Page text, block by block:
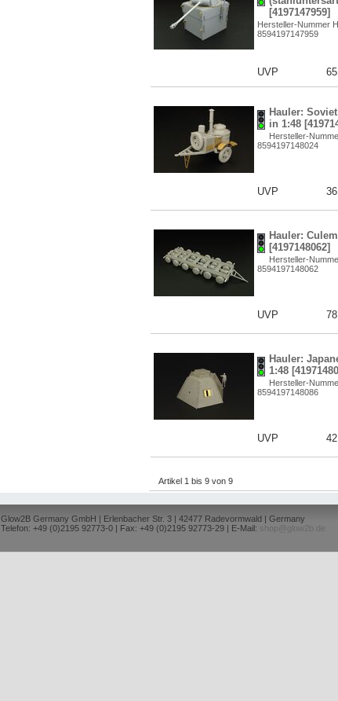
[4197147959]
Hersteller-Nummer
8594197147959
UVP
Hauler:
in 1:48
Hersteller-
8594197148024
UVP
Hauler:
[4197148062]
Hersteller-
8594197148062
UVP
Hauler:
1:48
Hersteller-
8594197148086
UVP
Artikel 1 bis 9 von 9
Glow2B Germany GmbH | Erlenbacher Str. 3 | 42477 Radevormwald | Germany
Telefon: +49 (0)2195 92773-0 | Fax: +49 (0)2195 92773-29 | E-Mail:
shop@glow2b.de